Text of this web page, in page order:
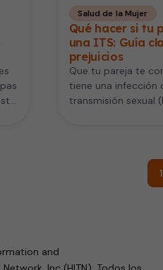
Salud de la Mujer
Qué hacer si tu
una ITS: Guía
prejuicios
Que tu pareja te
tiene una infección
transmisión sexual
1
and